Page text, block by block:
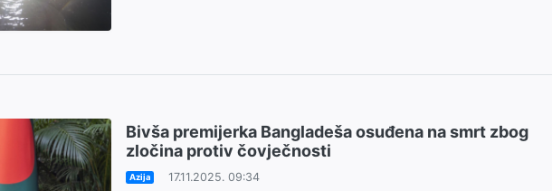
Bivša premijerka Bangladeša osuđena na smrt zbog
zločina protiv čovječnosti
Azija 17.11.2025. 09:34